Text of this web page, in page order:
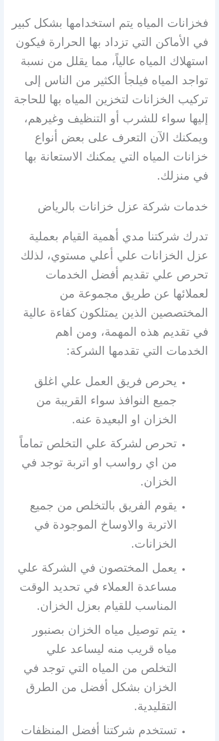
فخزانات المياه يتم استخدامها بشكل كبير
في الأماكن التي تزداد بها الحرارة فيكون
استهلاك المياه عالياً، مما يقلل من نسبة
تواجد المياه فيلجأ الكثير من الناس إلى
تركيب الخزانات لتخزين المياه بها للحاجة
إليها سواء للشرب أو التنظيف وغيرهم،
ويمكنك الآن التعرف على بعض أنواع
خزانات المياه التي يمكنك الاستعانة بها
في منزلك.
خدمات شركة عزل خزانات بالرياض
تدرك شركتنا مدي أهمية القيام بعملية
عزل الخزانات علي أعلي مستوي، لذلك
تحرص علي تقديم أفضل الخدمات
لعملائها عن طريق مجموعة من
المختصصين الذين يمتلكون كفاءة عالية
في تقديم هذه المهمة، ومن اهم
الخدمات التي تقدمها الشركة:
يحرص فريق العمل علي اغلق
جميع النوافذ سواء القريبة من
الخزان او البعيدة عنه.
تحرص لشركة علي التخلص تماماً
من اي رواسب او اتربة توجد في
الخزان.
يقوم الفريق بالتخلص من جميع
الاتربة والاوساخ الموجودة في
الخزانات.
يعمل المختصون في الشركة علي
مساعدة العملاء في تحديد الوقت
المناسب للقيام بعزل الخزان.
يتم توصيل مياه الخزان بصنبور
مياه قريب منه ليساعد علي
التخلص من المياه التي توجد في
الخزان بشكل أفضل من الطرق
التقليدية.
تستخدم شركتنا أفضل المنظفات